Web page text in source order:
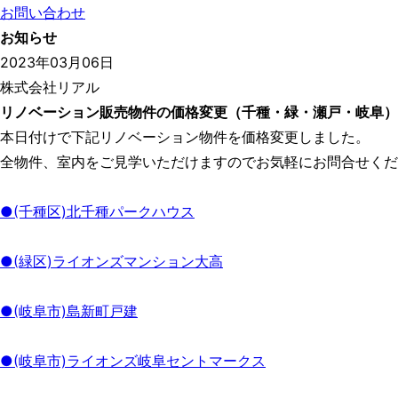
お問い合わせ
お知らせ
2023年03月06日
株式会社リアル
リノベーション販売物件の価格変更（千種・緑・瀬戸・岐阜）
本日付けで下記リノベーション物件を価格変更しました。
全物件、室内をご見学いただけますのでお気軽にお問合せく
●(千種区)北千種パークハウス
●(緑区)ライオンズマンション大高
●(岐阜市)島新町戸建
●(岐阜市)ライオンズ岐阜セントマークス